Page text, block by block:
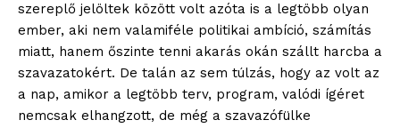
szereplő jelöltek között volt azóta is a legtöbb olyan
ember, aki nem valamiféle politikai ambíció, számítás
miatt, hanem őszinte tenni akarás okán szállt harcba a
szavazatokért. De talán az sem túlzás, hogy az volt az
a nap, amikor a legtöbb terv, program, valódi ígéret
nemcsak elhangzott, de még a szavazófülke